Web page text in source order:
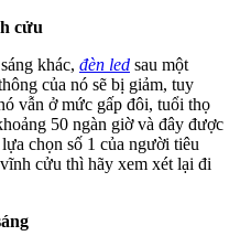
cửu
khác, đèn led sau một
của nó sẽ bị giảm, tuy
vẫn ở mức gấp đôi, tuổi thọ
50 ngàn giờ và đây được
chọn số 1 của người tiêu
cửu thì hãy xem xét lại đi